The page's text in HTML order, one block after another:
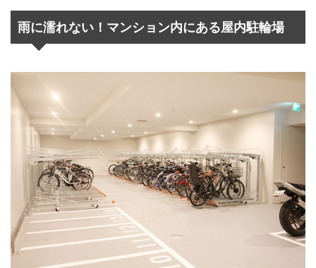
雨に濡れない！マンション内にある屋内駐輪場